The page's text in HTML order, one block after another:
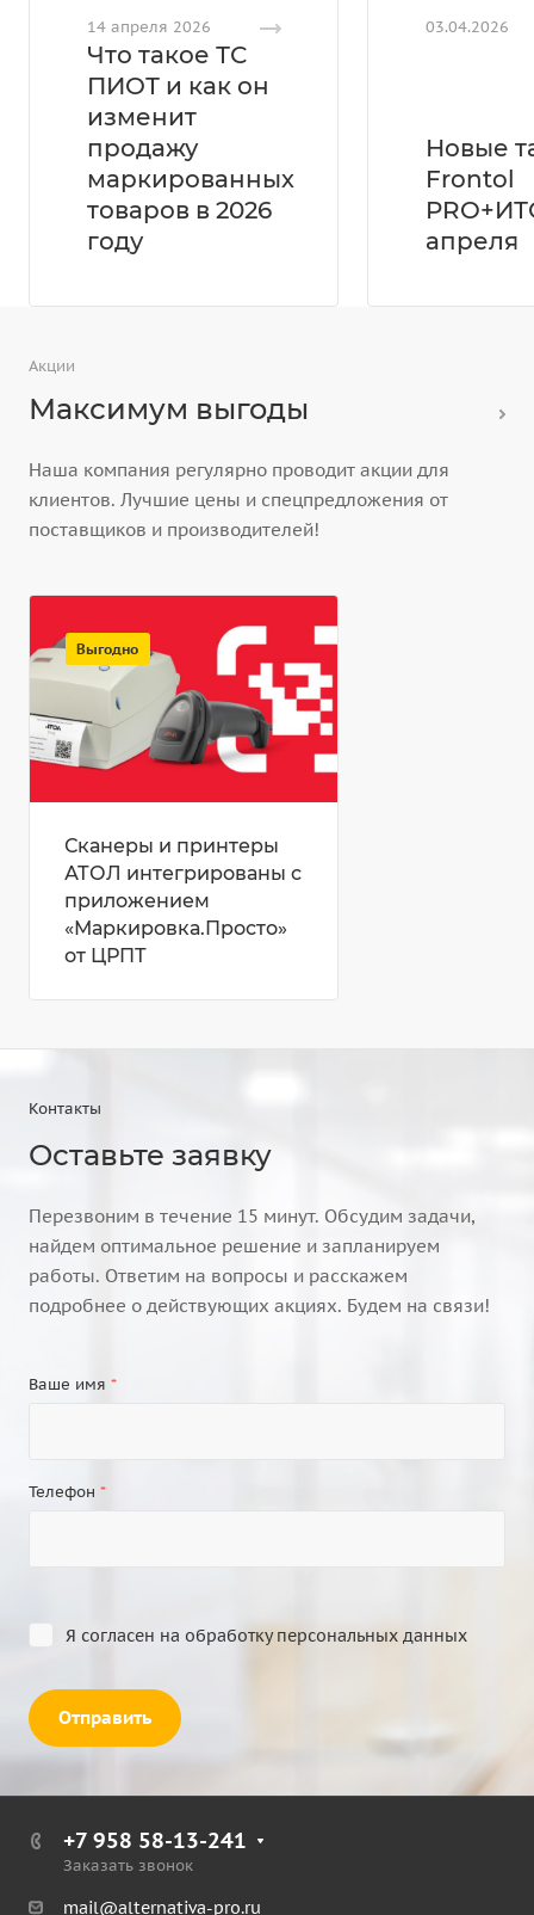
Что такое ТС
ПИОТ и как он
изменит
продажу
маркированных
товаров в 2026
году
14 апреля 2026
Новые
Frontol
апреля
03.04.2026
Акции
Максимум выгоды
Наша компания регулярно проводит акции для
клиентов. Лучшие цены и спецпредложения от
поставщиков и производителей!
Сканеры и принтеры
АТОЛ интегрированы с
приложением
«Маркировка.Просто»
от ЦРПТ
Выгодно
Контакты
Оставьте заявку
Перезвоним в течение 15 минут. Обсудим задачи,
найдем оптимальное решение и запланируем
работы. Ответим на вопросы и расскажем
подробнее о действующих акциях. Будем на связи!
Ваше имя *
Телефон *
Я согласен на обработку персональных данных
Отправить
+7 958 58-13-241
Заказать звонок
mail@alternativa-pro.ru